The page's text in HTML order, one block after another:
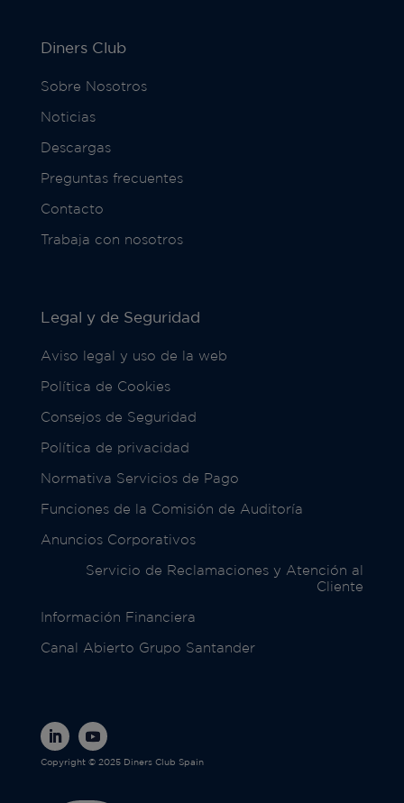
Diners Club
Sobre Nosotros
Noticias
Descargas
Preguntas frecuentes
Contacto
Trabaja con nosotros
Legal y de Seguridad
Aviso legal y uso de la web
Política de Cookies
Consejos de Seguridad
Política de privacidad
Normativa Servicios de Pago
Funciones de la Comisión de Auditoría
Anuncios Corporativos
Servicio de Reclamaciones y Atención al
Cliente
Información Financiera
Canal Abierto Grupo Santander
Copyright © 2025 Diners Club Spain